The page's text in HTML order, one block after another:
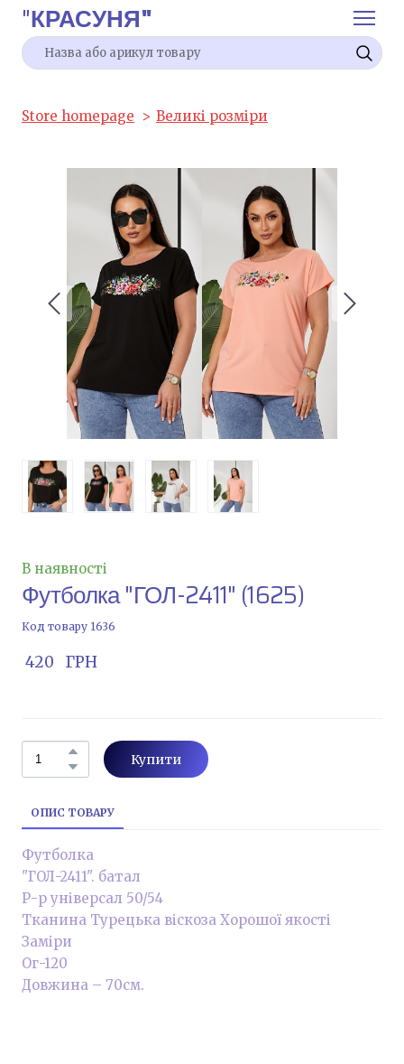
"КРАСУНЯ"
Store homepage Великі розміри
В наявності
Футболка "ГОЛ-2411" (1625)
Код товару 1636
420   ГРН
Купити
ОПИС ТОВАРУ
Футболка
"ГОЛ-2411". батал
Р-р універсал 50/54
Тканина Турецька віскоза Хорошої якості
Заміри
Ог-120
Довжина – 70см.